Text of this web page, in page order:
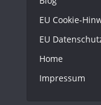
EU Cookie-
EU
Home
Impressum